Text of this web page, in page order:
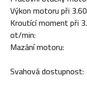
Výkon motoru při
Kroutící moment při
ot/min:
Mazání motoru:
Svahová dostupnost: